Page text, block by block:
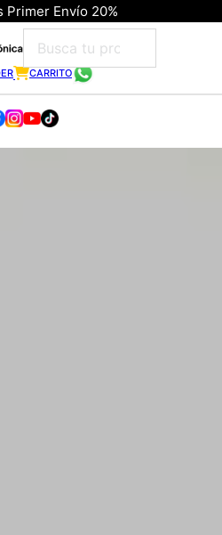
Primer Envío 20%
CARRITO